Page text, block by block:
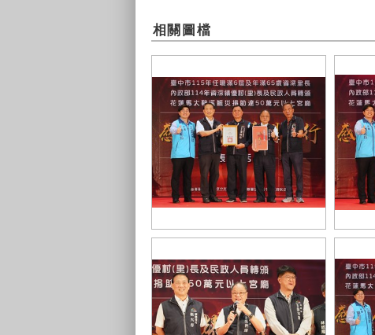
相關圖檔
大里區金城里長潘國琦服務地方近
建設，深受里民信賴
豐原區
里民信